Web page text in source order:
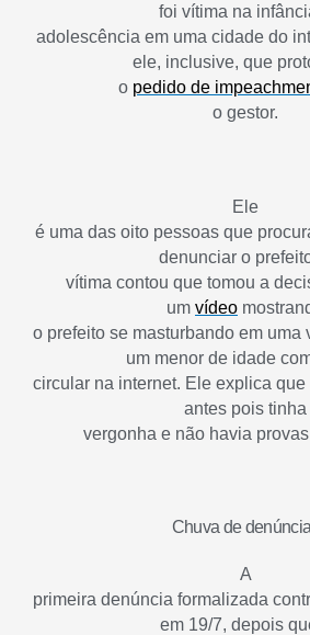
foi vítima na
adolescência em uma cidade do
ele, inclusive, que
o pedido de
o gestor.
Ele
é uma das oito pessoas que
denunciar o
vítima contou que tomou a
um vídeo
o prefeito se masturbando em uma
um menor de idade
circular na internet. Ele explica
antes pois tinha
vergonha e não havia
Chuva de
A
primeira denúncia formalizada
em 19/7, depois